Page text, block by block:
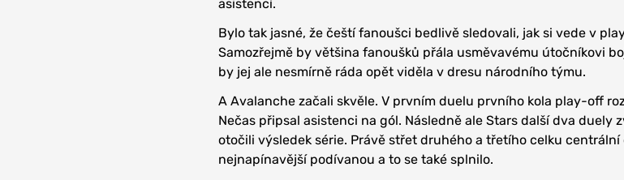
asistencí.
Bylo tak jasné, že čeští fanoušci bedlivě sledovali, jak si vede v
Samozřejmě by většina fanoušků přála usměvavému útočníkovi
by jej ale nesmírně ráda opět viděla v dresu národního týmu.
A Avalanche začali skvěle. V prvním duelu prvního kola play-off
Nečas připsal asistenci na gól. Následně ale Stars další dva duely
otočili výsledek série. Právě střet druhého a třetího celku centrální
nejnapínavější podívanou a to se také splnilo.